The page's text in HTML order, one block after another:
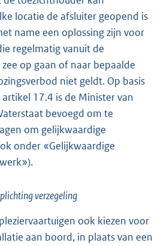
locatie de afsluiter geopend is
name een oplossing zijn voor
regelmatig vanuit de
op gaan of naar bepaalde
niet geldt. Op basis
17.4 is de Minister van
bevoegd om te
om gelijkwaardige
onder «Gelijkwaardige
verzegeling
ook kiezen voor
aan boord, in plaats van een